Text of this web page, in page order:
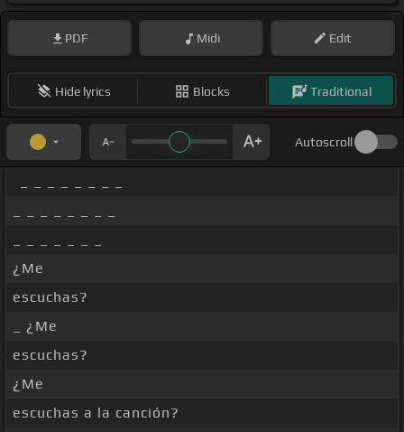
PDF Midi Edit
Hide lyrics Blocks Traditional
Autoscroll
¿Me
escuchas?
_ ¿Me
escuchas?
¿Me
escuchas a la canción?